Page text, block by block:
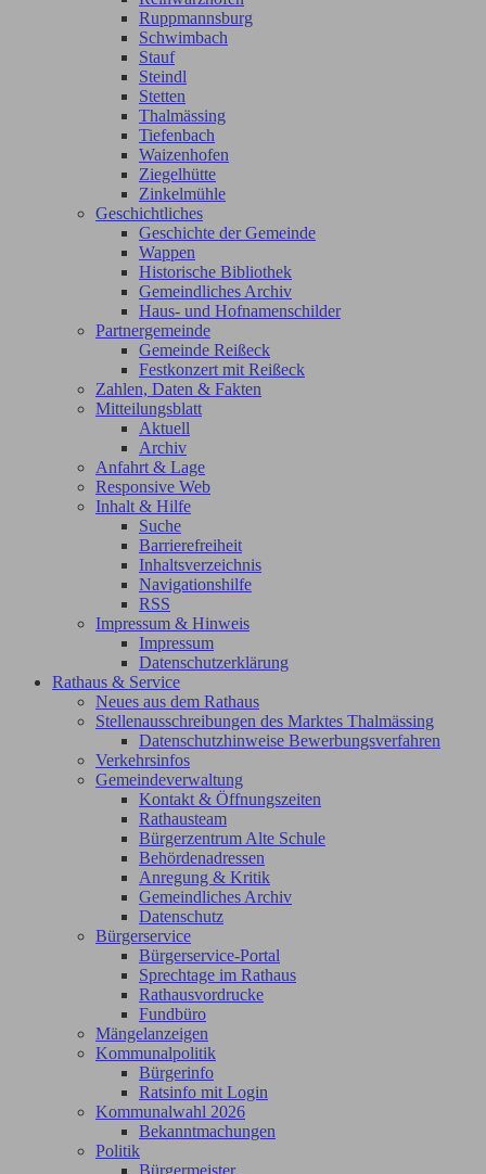
Ruppmannsburg
Schwimbach
Stauf
Steindl
Stetten
Thalmässing
Tiefenbach
Waizenhofen
Ziegelhütte
Zinkelmühle
Geschichtliches
Geschichte der Gemeinde
Wappen
Historische Bibliothek
Gemeindliches Archiv
Haus- und Hofnamenschilder
Partnergemeinde
Gemeinde Reißeck
Festkonzert mit Reißeck
Zahlen, Daten & Fakten
Mitteilungsblatt
Aktuell
Archiv
Anfahrt & Lage
Responsive Web
Inhalt & Hilfe
Suche
Barrierefreiheit
Inhaltsverzeichnis
Navigationshilfe
RSS
Impressum & Hinweis
Impressum
Datenschutzerklärung
Rathaus & Service
Neues aus dem Rathaus
Stellenausschreibungen des Marktes Thalmässing
Datenschutzhinweise Bewerbungsverfahren
Verkehrsinfos
Gemeindeverwaltung
Kontakt & Öffnungszeiten
Rathausteam
Bürgerzentrum Alte Schule
Behördenadressen
Anregung & Kritik
Gemeindliches Archiv
Datenschutz
Bürgerservice
Bürgerservice-Portal
Sprechtage im Rathaus
Rathausvordrucke
Fundbüro
Mängelanzeigen
Kommunalpolitik
Bürgerinfo
Ratsinfo mit Login
Kommunalwahl 2026
Bekanntmachungen
Politik